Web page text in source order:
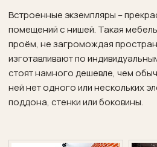
Встроенные экземпляры –
помещений с нишей. Такая
проём, не загромождая
изготавливают по
стоят намного дешевле, чем
ней нет одного или нескольких
поддона, стенки или боковины.